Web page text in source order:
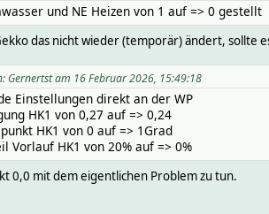
und NE Heizen von 1 auf => 0 gestellt
das nicht wieder (temporär) ändert, sollte
Gernertst am 16 Februar 2026, 15:49:18
Einstellungen direkt an der WP
HK1 von 0,27 auf => 0,24
HK1 von 0 auf => 1Grad
Vorlauf HK1 von 20% auf => 0%
0,0 mit dem eigentlichen Problem zu tun.